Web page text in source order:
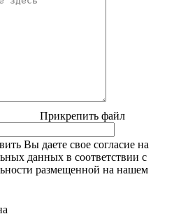
Прикрепить файл
Вы даете свое согласие на
данных в соответствии с
размещенной на нашем